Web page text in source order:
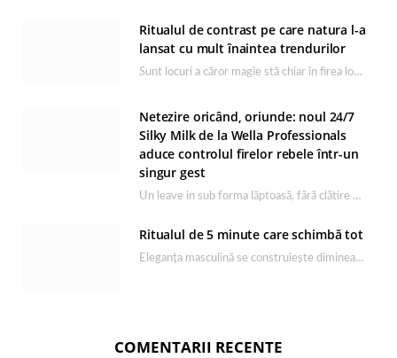
Ritualul de contrast pe care natura l-a
lansat cu mult înaintea trendurilor
Sunt locuri a căror magie stă chiar în firea lor naturală, iar Lacul Ursu din…
Netezire oricând, oriunde: noul 24/7
Silky Milk de la Wella Professionals
aduce controlul firelor rebele într-un
singur gest
Un leave in sub forma lăptoasă, fără clătire care completează rutina Ultimate Smooth și transformă…
Ritualul de 5 minute care schimbă tot
Eleganța masculină se construiește dimineața, în câteva minute și cu produsele potrivite. O rutină de…
COMENTARII RECENTE